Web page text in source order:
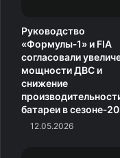
Руководство
«Формулы‑1» и FIA
согласовали
мощности ДВС и
снижение
батареи в
12.05.2026